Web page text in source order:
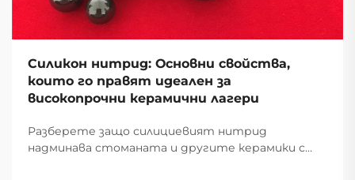
Силикон нитрид: Основни свойства,
които го правят идеален за
високопрочни керамични лагери
Разберете защо силициевият нитрид
надминава стоманата и другите керамики с